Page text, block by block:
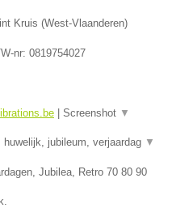
Kruis (West-Vlaanderen)
nr: 0819754027
Screenshot ▼
jubileum, verjaardag ▼
Jubilea, Retro 70 80 90